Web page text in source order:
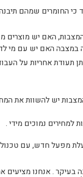
החומרים שמהם
האם יש מוצרים
במצבה האם יש עם מי
תעודת אחריות על
יש להשוות את
נמוכים מידי .
מפעל חדש, עם